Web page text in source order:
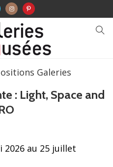
Galeries
: Light, Space and
2026 au 25 juillet